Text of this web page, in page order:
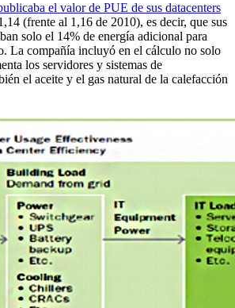
el valor de PUE de sus datacenters
(frente al 1,16 de 2010), es decir, que sus
solo el 14% de energía adicional para
La compañía incluyó en el cálculo no solo
los servidores y sistemas de
el aceite y el gas natural de la calefacción